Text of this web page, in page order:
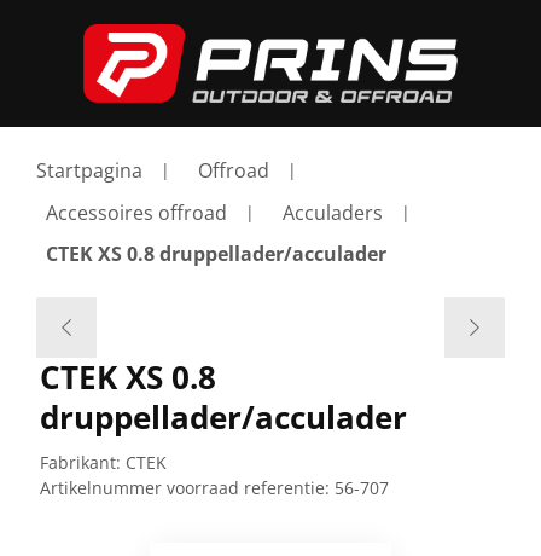
Startpagina
Offroad
Accessoires offroad
Acculaders
CTEK XS 0.8 druppellader/acculader
CTEK XS 0.8
druppellader/acculader
Fabrikant: CTEK
Artikelnummer voorraad referentie: 56-707